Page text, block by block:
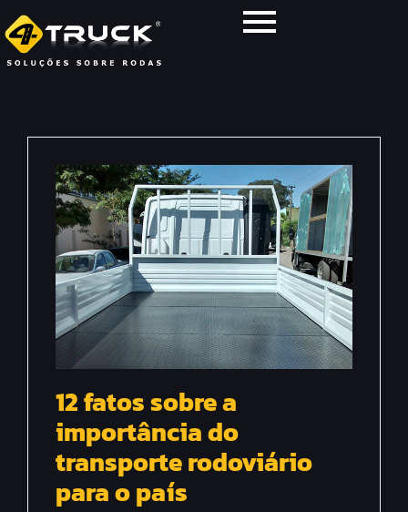
12 fatos sobre a
importância do
transporte rodoviário
para o país